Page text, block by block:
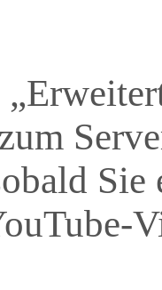
Sie